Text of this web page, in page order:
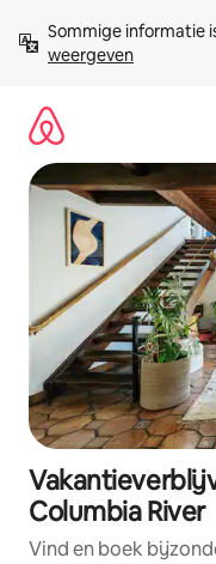
direct
naar
Sommige informatie
weergeven
Columbia River
Vind en boek